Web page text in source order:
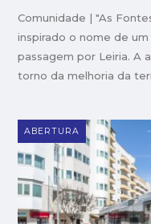
Comunidade | "As
inspirado o nome de
passagem por Leiria. A
torno da melhoria da
ABERTURA